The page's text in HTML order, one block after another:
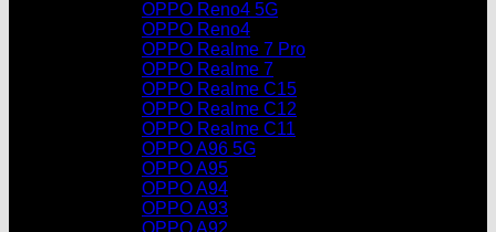
OPPO Reno4 5G
OPPO Reno4
OPPO Realme 7 Pro
OPPO Realme 7
OPPO Realme C15
OPPO Realme C12
OPPO Realme C11
OPPO A96 5G
OPPO A95
OPPO A94
OPPO A93
OPPO A92